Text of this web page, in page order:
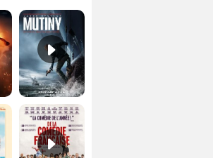
De la Comédie-Française Teaser VF